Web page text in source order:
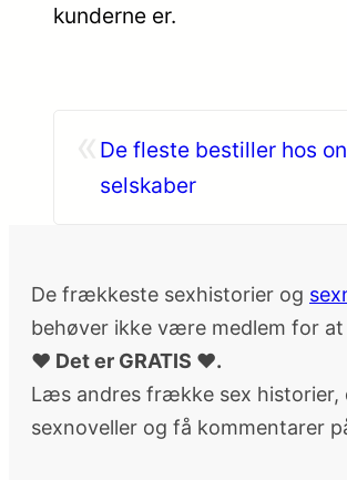
kunderne er.
De fleste bestiller hos
selskaber
De frækkeste sexhistorier og
behøver ikke være medlem for
♥ Det er GRATIS ♥.
Læs andres frække sex historier,
sexnoveller og få kommentarer